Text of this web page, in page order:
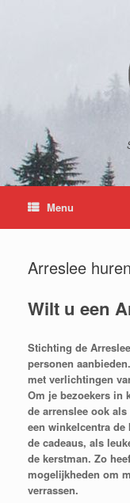
Menu
Arreslee huren
Wilt u een
Stichting de
personen
met verlichtingen
Om je bezoekers in
de arrenslee ook
een winkelcentra
de cadeaus, als
de kerstman. Zo
mogelijkheden om
verrassen.